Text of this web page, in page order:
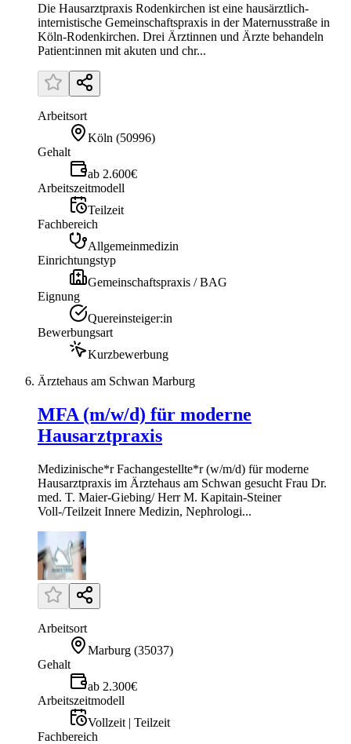
Die Hausarztpraxis Rodenkirchen ist eine hausärztlich-
internistische Gemeinschaftspraxis in der Maternusstraße in
Köln-Rodenkirchen. Drei Ärztinnen und Ärzte behandeln
Patient:innen mit akuten und chr...
Arbeitsort
Köln (50996)
Gehalt
ab 2.600€
Arbeitszeitmodell
Teilzeit
Fachbereich
Allgemeinmedizin
Einrichtungstyp
Gemeinschaftspraxis / BAG
Eignung
Quereinsteiger:in
Bewerbungsart
Kurzbewerbung
Ärztehaus am Schwan Marburg
MFA (m/w/d) für moderne
Hausarztpraxis
Medizinische*r Fachangestellte*r (w/m/d) für moderne
Hausarztpraxis im Ärztehaus am Schwan gesucht Frau Dr.
med. T. Maier-Giebing/ Herr M. Kapitain-Steiner
Voll-/Teilzeit Innere Medizin, Nephrologi...
Arbeitsort
Marburg (35037)
Gehalt
ab 2.300€
Arbeitszeitmodell
Vollzeit | Teilzeit
Fachbereich